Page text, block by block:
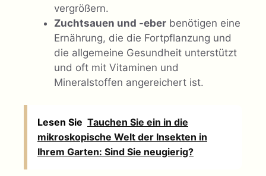
vergrößern.
Zuchtsauen und -eber benötigen eine
Ernährung, die die Fortpflanzung und
die allgemeine Gesundheit unterstützt
und oft mit Vitaminen und
Mineralstoffen angereichert ist.
Lesen Sie Tauchen Sie ein in die
mikroskopische Welt der Insekten in
Ihrem Garten: Sind Sie neugierig?